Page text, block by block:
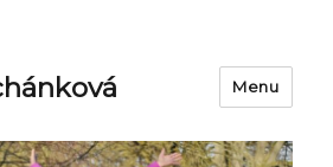
Menu